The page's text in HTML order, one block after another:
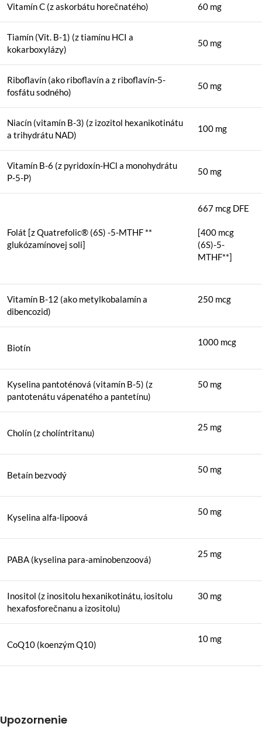
Vitamín C (z askorbátu horečnatého) 60 mg
Tiamín (Vit. B-1) (z tiamínu HCI a
kokarboxylázy)
50 mg
Riboflavín (ako riboflavín a z riboflavín-5-
fosfátu sodného)
50 mg
Niacín (vitamín B-3) (z izozitol hexanikotinátu
a trihydrátu NAD)
100 mg
Vitamín B-6 (z pyridoxín-HCl a monohydrátu
P-5-P)
50 mg
Folát [z Quatrefolic® (6S) -5-MTHF **
glukózamínovej soli]
667 mcg DFE
[400 mcg
(6S)-5-
MTHF**]
Vitamín B-12 (ako metylkobalamín a
dibencozid)
250 mcg
Biotín
1000 mcg
Kyselina pantoténová (vitamín B-5) (z
pantotenátu vápenatého a pantetínu)
50 mg
Cholín (z cholíntritanu)
25 mg
Betaín bezvodý
50 mg
Kyselina alfa-lipoová
50 mg
PABA (kyselina para-aminobenzoová)
25 mg
Inositol (z inositolu hexanikotinátu, iositolu
hexafosforečnanu a izositolu)
30 mg
CoQ10 (koenzým Q10)
10 mg
Upozornenie